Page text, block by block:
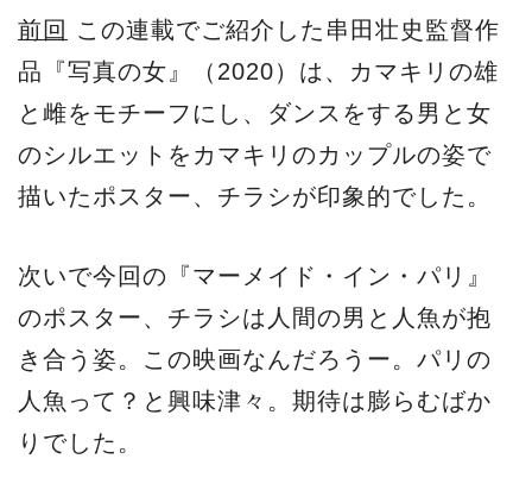
前回 この連載でご紹介した串田壮史監督作
品『写真の女』（2020）は、カマキリの雄
と雌をモチーフにし、ダンスをする男と女
のシルエットをカマキリのカップルの姿で
描いたポスター、チラシが印象的でした。
次いで今回の『マーメイド・イン・パリ』
のポスター、チラシは人間の男と人魚が抱
き合う姿。この映画なんだろうー。パリの
人魚って？と興味津々。期待は膨らむばか
りでした。